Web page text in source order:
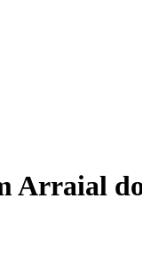
Arraial